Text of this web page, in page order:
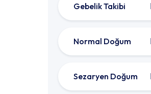
Gebelik Takibi
Normal Doğum
Sezaryen Doğum